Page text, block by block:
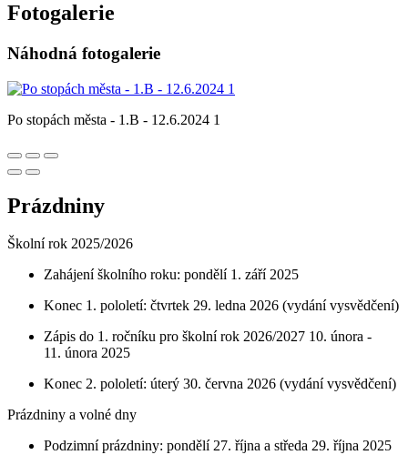
Fotogalerie
Náhodná fotogalerie
Po stopách města - 1.B - 12.6.2024 1
Prázdniny
Školní rok 2025/2026
Zahájení školního roku: pondělí 1. září 2025
Konec 1. pololetí: čtvrtek 29. ledna 2026 (vydání vysvědčení)
Zápis do 1. ročníku pro školní rok 2026/2027 10. února -
11. února 2025
Konec 2. pololetí: úterý 30. června 2026 (vydání vysvědčení)
Prázdniny a volné dny
Podzimní prázdniny: pondělí 27. října a středa 29. října 2025